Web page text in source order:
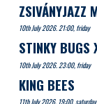
ZSIVÁNYJAZZ
10th July 2026. 21:00, friday
STINKY BUGS
10th July 2026. 23:00, friday
KING BEES
11th July 2026. 19:00, saturday